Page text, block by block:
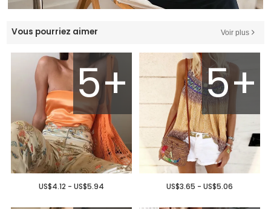
Vous pourriez aimer Voir plus
5+
US$4.12 - US$5.94
5+
US$3.65 - US$5.06